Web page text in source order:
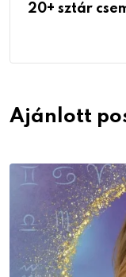
20+ sztár
Ajánlott